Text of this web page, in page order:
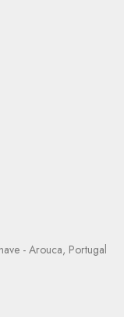
- Arouca, Portugal